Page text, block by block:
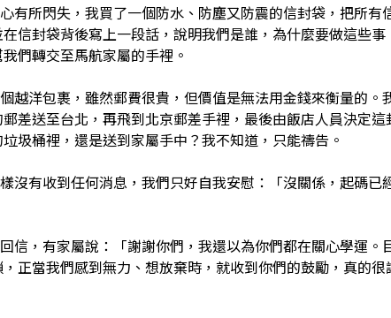
所閃失，我買了一個防水、防塵又防震的信封袋，把所有
信封袋背後寫上一段話，說明我們是誰，為什麼要做這些事
們轉交至馬航家屬的手裡。
洋包裹，雖然郵費很貴，但價值是無法用金錢來衡量的。
差送至台北，再飛到北京郵差手裡，最後由飯店人員決定這
圾桶裡，還是送到家屬手中？我不知道，只能禱告。
有收到任何消息，我們只好自我安慰：「沒關係，起碼已
，有家屬說：「謝謝你們，我還以為你們都在關心學運。
正當我們感到無力、想放棄時，就收到你們的鼓勵，真的很